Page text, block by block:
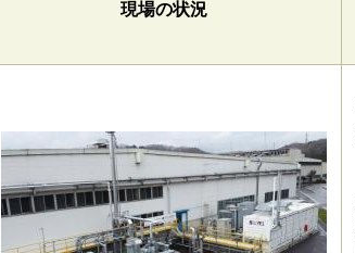
現場の状況